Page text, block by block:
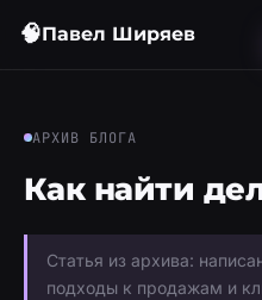
🧠Павел Ширяев
АРХИВ БЛОГА
Как найти
Статья из архива:
подходы к продажам и